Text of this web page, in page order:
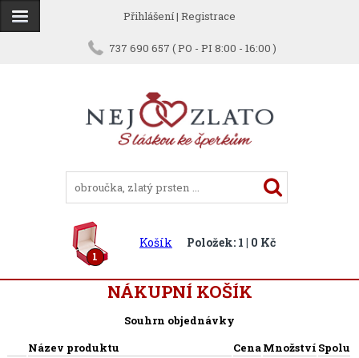
Přihlášení| Registrace
737 690 657 ( PO - PI 8:00 - 16:00 )
1
Košík Položek: 1 | 0 Kč
NÁKUPNÍ KOŠÍK
Souhrn objednávky
Název produktu
CenaMnožství Spolu